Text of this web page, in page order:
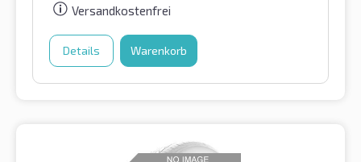
Versandkostenfrei
Details Warenkorb